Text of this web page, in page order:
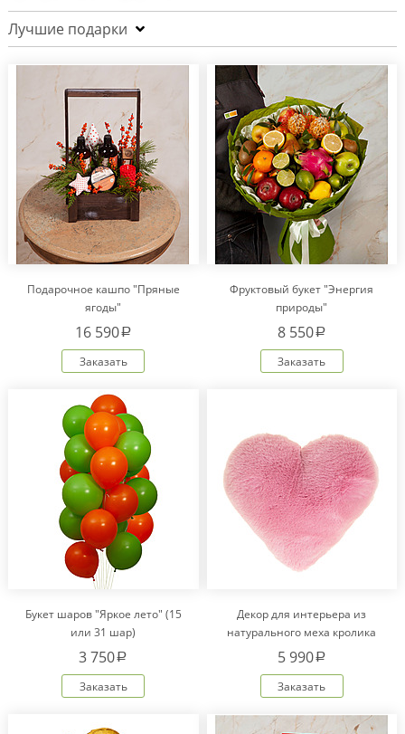
Лучшие подарки
Подарочное кашпо "Пряные
ягоды"
16 590a
Заказать
Фруктовый букет "Энергия
природы"
8 550a
Заказать
Букет шаров "Яркое лето" (15
или 31 шар)
3 750a
Заказать
Декор для интерьера из
натурального меха кролика
Рекс "Сердце" IM20601
5 990a
Заказать